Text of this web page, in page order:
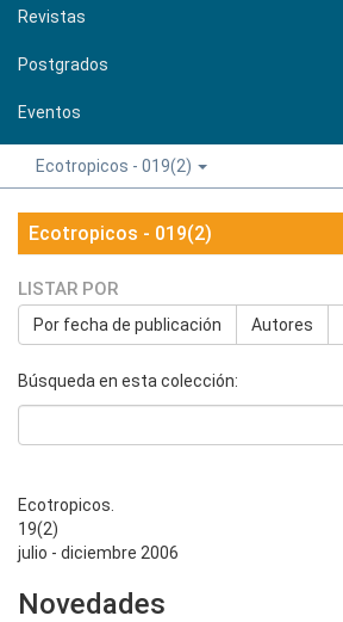
Revistas
Postgrados
Eventos
Ecotropicos - 019(2)
Ecotropicos - 019(2)
LISTAR POR
Por fecha de publicación Autores
Búsqueda en esta colección:
Ecotropicos.
19(2)
julio - diciembre 2006
Novedades